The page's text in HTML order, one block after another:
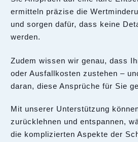
ermitteln präzise die
und sorgen dafür, dass keine
werden.
Zudem wissen wir genau, dass
oder Ausfallkosten zustehen –
daran, diese Ansprüche für Sie
Mit unserer Unterstützung
zurücklehnen und entspannen,
die komplizierten Aspekte der